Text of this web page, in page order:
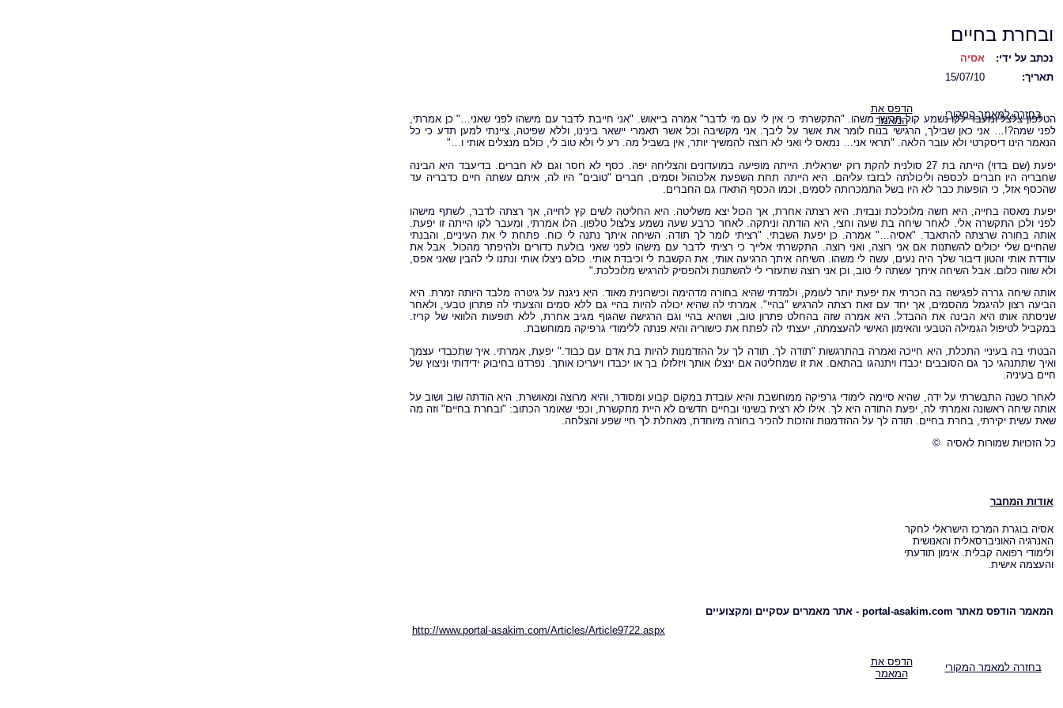
ובחרת בחיים
נכתב על ידי:
אסיה
תאריך:
15/07/10
בחזרה למאמר המקורי
הדפס את
המאמר
הטלפון צלצל ומעבר לקו נשמע קול חרישי משהו. "התקשרתי כי אין לי עם מי לדבר" אמרה בייאוש. "אני חייבת לדבר עם מישהו לפני שאני…" כן אמרתי,
לפני שמה?!… אני כאן שבילך, הרגישי בנוח לומר את אשר על ליבך. אני מקשיבה וכל אשר תאמרי יישאר בינינו, וללא שפיטה, ציינתי למען תדע כי כל
הנאמר הינו דיסקרטי ולא עובר הלאה. "תראי אני… נמאס לי ואני לא רוצה להמשיך יותר, אין בשביל מה. רע לי ולא טוב לי, כולם מנצלים אותי ו…"
יפעת (שם בדוי) הייתה בת 27 סולנית להקת רוק ישראלית. הייתה מופיעה במועדונים והצליחה יפה. כסף לא חסר וגם לא חברים. בדיעבד היא הבינה
שחבריה היו חברים לכספה וליכולתה לבזבז עליהם. היא הייתה תחת השפעת אלכוהול וסמים, חברים "טובים" היו לה, איתם עשתה חיים כדבריה עד
שהכסף אזל, כי הופעות כבר לא היו בשל התמכרותה לסמים, וכמו הכסף התאדו גם החברים.
יפעת מאסה בחייה, היא חשה מלוכלכת ונבזית. היא רצתה אחרת, אך הכול יצא משליטה. היא החליטה לשים קץ לחייה, אך רצתה לדבר, לשתף מישהו
לפני ולכן התקשרה אלי. לאחר שיחה בת שעה וחצי, היא הודתה וניתקה. לאחר כרבע שעה נשמע צלצול טלפון. הלו אמרתי, ומעבר לקו הייתה זו יפעת.
אותה בחורה שרצתה להתאבד. "אסיה…" אמרה. כן יפעת השבתי. "רציתי לומר לך תודה. השיחה איתך נתנה לי כוח. פתחת לי את העיניים, והבנתי
שהחיים שלי יכולים להשתנות אם אני רוצה, ואני רוצה. התקשרתי אלייך כי רציתי לדבר עם מישהו לפני שאני בולעת כדורים ולהיפתר מהכול. אבל את
עודדת אותי והטון דיבור שלך היה נעים, עשה לי משהו. השיחה איתך הרגיעה אותי, את הקשבת לי וכיבדת אותי. כולם ניצלו אותי ונתנו לי להבין שאני אפס,
ולא שווה כלום. אבל השיחה איתך עשתה לי טוב, וכן אני רוצה שתעזרי לי להשתנות ולהפסיק להרגיש מלוכלכת."
אותה שיחה גררה לפגישה בה הכרתי את יפעת יותר לעומק, ולמדתי שהיא בחורה מדהימה וכישרונית מאוד. היא ניגנה על גיטרה מלבד היותה זמרת. היא
הביעה רצון להיגמל מהסמים, אך יחד עם זאת רצתה להרגיש "בהיי". אמרתי לה שהיא יכולה להיות בהיי גם ללא סמים והצעתי לה פתרון טבעי, ולאחר
שניסתה אותו היא הבינה את ההבדל. היא אמרה שזה בהחלט פתרון טוב, ושהיא בהיי וגם הרגישה שהגוף מגיב אחרת, ללא תופעות הלוואי של קריז.
במקביל לטיפול הגמילה הטבעי והאימון האישי להעצמתה, יעצתי לה לפתח את כישוריה והיא פנתה ללימודי גרפיקה ממוחשבת.
הבטתי בה בעיניי התכלת, היא חייכה ואמרה בהתרגשות "תודה לך. תודה לך על ההזדמנות להיות בת אדם עם כבוד." יפעת, אמרתי. איך שתכבדי עצמך
ואיך שתתנהגי כך גם הסובבים יכבדו ויתנהגו בהתאם. את זו שמחליטה אם ינצלו אותך ויזלזלו בך או יכבדו ויעריכו אותך. נפרדנו בחיבוק ידידותי וניצוץ של
חיים בעיניה.
לאחר כשנה התבשרתי על ידה, שהיא סיימה לימודי גרפיקה ממוחשבת והיא עובדת במקום קבוע ומסודר, והיא מרוצה ומאושרת. היא הודתה שוב ושוב על
אותה שיחה ראשונה ואמרתי לה, יפעת התודה היא לך. אילו לא רצית בשינוי ובחיים חדשים לא היית מתקשרת, וכפי שאומר הכתוב: "ובחרת בחיים" וזה מה
שאת עשית יקירתי, בחרת בחיים. תודה לך על ההזדמנות והזכות להכיר בחורה מיוחדת, מאחלת לך חיי שפע והצלחה.
כל הזכויות שמורות לאסיה ©
אודות המחבר
אסיה בוגרת המרכז הישראלי לחקר
האנרגיה האוניברסאלית והאנושית
ולימודי רפואה קבלית. אימון תודעתי
והעצמה אישית.
המאמר הודפס מאתר portal-asakim.com - אתר מאמרים עסקיים ומקצועיים
http://www.portal-asakim.com/Articles/Article9722.aspx
בחזרה למאמר המקורי
הדפס את
המאמר